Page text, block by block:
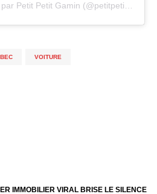
Une publication partagée par Petit Petit Gamin (@petitpetitgamin)
VOITURE
IMMOBILIER VIRAL BRISE LE SILENCE